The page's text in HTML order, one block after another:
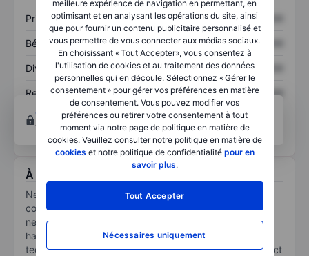
meilleure expérience de navigation en permettant, en
optimisant et en analysant les opérations du site, ainsi
que pour fournir un contenu publicitaire personnalisé et
vous permettre de vous connecter aux médias sociaux.
En choisissant « Tout Accepter», vous consentez à
l'utilisation de cookies et au traitement des données
personnelles qui en découle. Sélectionnez « Gérer le
consentement » pour gérer vos préférences en matière
de consentement. Vous pouvez modifier vos
préférences ou retirer votre consentement à tout
moment via notre page de politique en matière de
cookies. Veuillez consulter notre politique en matière de
cookies et notre politique de confidentialité pour en
savoir plus.
Tout Accepter
Nécessaires uniquement
Prix / ventes XXXXXXX XXXXXXX
Bénéfice par action XXXXXXX XXXXXXX
Dividende par action XXXXXXX XXXXXXX
Rendement des
capitaux propres
XXXXXXX
XXXXXXX
Ouvrir un compte pour accéder à d’autres outils
techniques et d’analyses.
À propos Neurogene Inc
Neurogene Inc is a clinical-stage biotechnology
company committed to overcoming the limitations of
neurological diseases into treatable conditions, by
harnessing its proprietary transgene regulation
technology, EXACT(Expression Attenuation via Construct